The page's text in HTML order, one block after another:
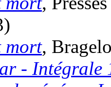
mort,
- Intégrale